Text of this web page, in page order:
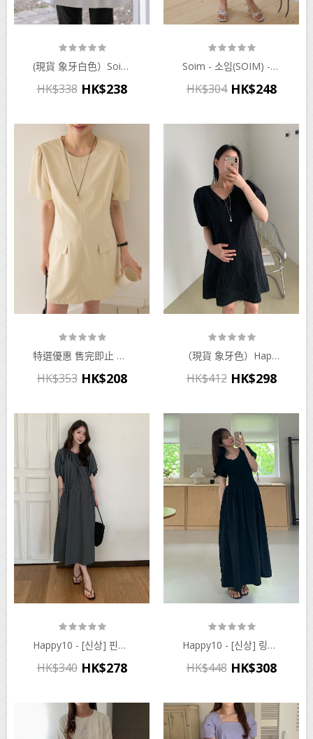
(現貨 象牙白色）soim - 소임(SOIM) - 임부복*체이핀턱 끈조절 원피스뷔스티에♡韓國孕婦裝連身裙
HK$338 HK$238
Soim - 소임(SOIM) - 임부복*투피스같은 차르광택나시 임산부원피스♡韓國孕婦裝連身裙
HK$304 HK$248
特選優惠 售完即止 （現貨黑色） Soim - 소임(SOIM) - 임부복*포멀퍼프미니 임산부원피스♡韓國孕婦裝連身裙
HK$353 HK$208
（現貨 象牙色）happy10 - [신상] 뮤즈레이스 원피스♡韓國孕婦裝連身裙
HK$412 HK$298
Happy10 - [신상] 핀터 스토퍼 원피스♡韓國孕婦裝連身裙
HK$340 HK$278
Happy10 - [신상] 링클앤 반오픈 원피스 (수유겸용)♡韓國孕婦裝連身裙
HK$448 HK$308